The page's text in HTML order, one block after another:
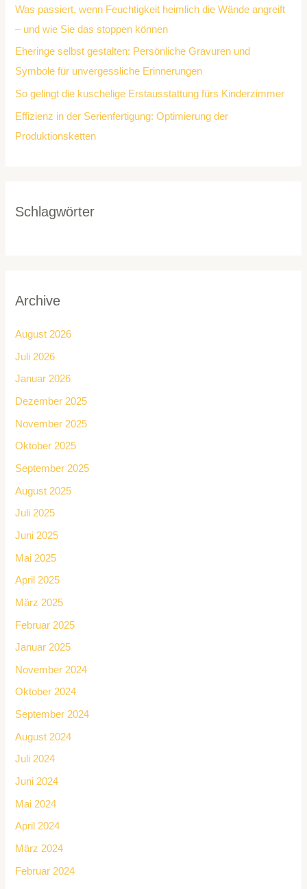
Was passiert, wenn Feuchtigkeit heimlich die Wände angreift
– und wie Sie das stoppen können
Eheringe selbst gestalten: Persönliche Gravuren und
Symbole für unvergessliche Erinnerungen
So gelingt die kuschelige Erstausstattung fürs Kinderzimmer
Effizienz in der Serienfertigung: Optimierung der
Produktionsketten
Schlagwörter
Archive
August 2026
Juli 2026
Januar 2026
Dezember 2025
November 2025
Oktober 2025
September 2025
August 2025
Juli 2025
Juni 2025
Mai 2025
April 2025
März 2025
Februar 2025
Januar 2025
November 2024
Oktober 2024
September 2024
August 2024
Juli 2024
Juni 2024
Mai 2024
April 2024
März 2024
Februar 2024